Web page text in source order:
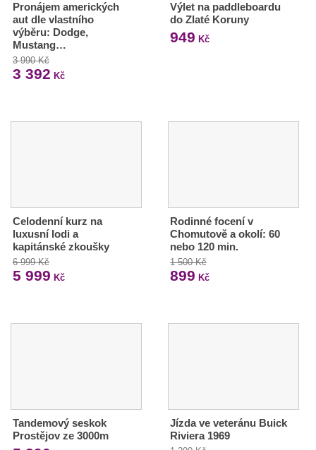
Pronájem amerických
aut dle vlastního
výběru: Dodge,
Mustang…
3 990 Kč
3 392 Kč
Výlet na paddleboardu
do Zlaté Koruny
949 Kč
Celodenní kurz na
luxusní lodi a
kapitánské zkoušky
6 999 Kč
5 999 Kč
Rodinné focení v
Chomutově a okolí: 60
nebo 120 min.
1 500 Kč
899 Kč
Tandemový seskok
Prostějov ze 3000m
Jízda ve veteránu Buick
Riviera 1969